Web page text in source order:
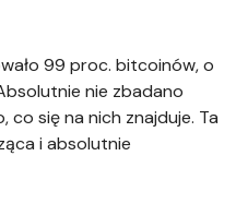
99 proc. bitcoinów, o
nie zbadano
się na nich znajduje. Ta
i absolutnie